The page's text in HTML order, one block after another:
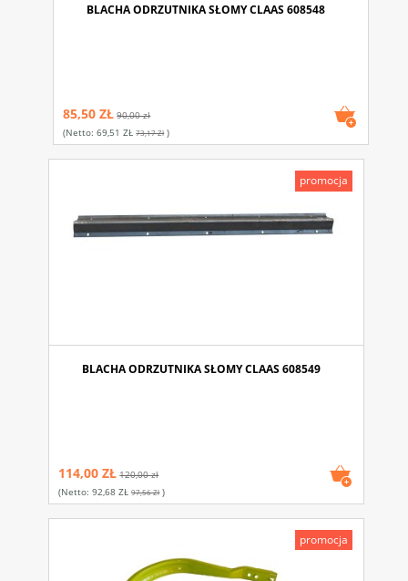
BLACHA ODRZUTNIKA SŁOMY CLAAS 608548
85,50 ZŁ 90,00 zł
(netto:69,51 ZŁ 73,17 Zł)
BLACHA ODRZUTNIKA SŁOMY CLAAS 608549
114,00 ZŁ 120,00 zł
(netto:92,68 ZŁ 97,56 Zł)
promocja
promocja